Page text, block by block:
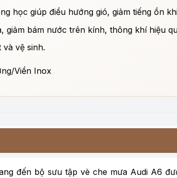
học giúp điều hướng gió, giảm tiếng ồn
giảm bám nước trên kính, thông khí hiệu
và vệ sinh.
Viền Inox
đến bộ sưu tập vè che mưa Audi A6